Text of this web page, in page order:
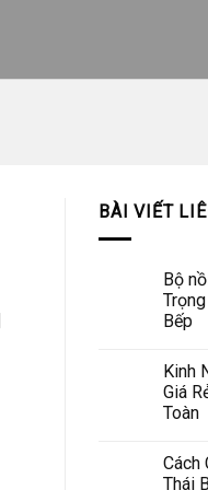
BÀI VIẾT
Bộ
Bếp
Kinh
Giá
Toàn
Cách
Thái